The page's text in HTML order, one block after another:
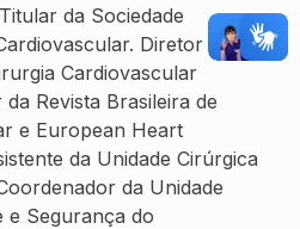
da Sociedade
Diretor do
Cardiovascular
da Revista Brasileira de
e European Heart
da Unidade Cirúrgica
da Unidade
e Segurança do